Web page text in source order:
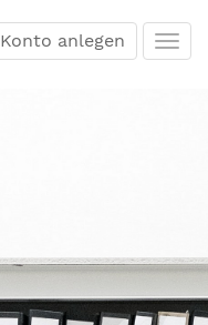
Konto anlegen